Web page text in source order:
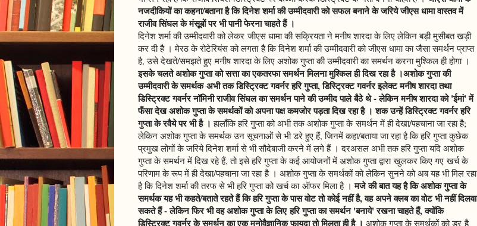
नजदीकियों का कहना/बताना है कि दिनेश शर्मा की उम्मीदवारी को सफल बनाने के जरिये जीएस धामा वास्तव में
राजीव सिंघल के मंसूबों पर भी पानी फेरना चाहते हैं ।
दिनेश शर्मा की उम्मीदवारी को लेकर जीएस धामा की सक्रियता ने मनीष शारदा के लिए लेकिन बड़ी मुसीबत खड़ी
कर दी है । मेरठ के रोटेरियंस को लगता है कि दिनेश शर्मा की उम्मीदवारी को जीएस धामा का जैसा समर्थन प्राप्त
है, उसे देखते/समझते हुए मनीष शारदा के लिए अशोक गुप्ता की उम्मीदवारी का समर्थन करना मुश्किल ही होगा ।
इसके चलते अशोक गुप्ता को सत्ता का एकतरफा समर्थन मिलना मुश्किल ही दिख रहा है ।अशोक गुप्ता की
उम्मीदवारी के समर्थक अभी तक डिस्ट्रिक्ट गवर्नर हरि गुप्ता, डिस्ट्रिक्ट गवर्नर इलेक्ट मनीष शारदा तथा
डिस्ट्रिक्ट गवर्नर नॉमिनी राजीव सिंघल का समर्थन पाने की उम्मीद पाले बैठे थे - लेकिन मनीष शारदा को 'ईमां' में
फँसा देख अशोक गुप्ता के समर्थकों को अपना पक्ष कमजोर पड़ता दिख रहा है । शक उन्हें डिस्ट्रिक्ट गवर्नर हरि
गुप्ता के रवैये पर भी है । हालाँकि हरि गुप्ता को अभी तक अशोक गुप्ता के समर्थन में ही देखा/पहचाना जा रहा है;
लेकिन अशोक गुप्ता के समर्थक उन सूचनाओं से भी डरे हुए हैं, जिनमें कहा/बताया जा रहा है कि हरि गुप्ता कुछेक
प्रमुख लोगों के जरिये दिनेश शर्मा से भी सौदेबाजी करने में लगे हैं । दरअसल अभी तक हरि गुप्ता यदि अशोक
गुप्ता के समर्थन में दिख रहे हैं, तो इसे हरि गुप्ता के कई आयोजनों में अशोक गुप्ता द्वारा खुलकर किए गए खर्च के
परिणाम के रूप में ही देखा/पहचाना जा रहा है । अशोक गुप्ता के समर्थकों को लेकिन सुनने को अब यह भी मिल रहा
है कि दिनेश शर्मा की तरफ से भी हरि गुप्ता को खर्च का ऑफर मिला है ।मजे की बात यह है कि अशोक गुप्ता के
समर्थक यह भी कहते/बताते रहते हैं कि हरि गुप्ता के पास वोट तो कोई नहीं है, वह अपने क्लब का वोट भी नहीं दिलवा
सकते हैं - लेकिन फिर भी वह अशोक गुप्ता के लिए हरि गुप्ता का समर्थन 'बनाये' रखना चाहते हैं, क्योंकि
डिस्ट्रिक्ट गवर्नर के समर्थन का एक मनोवैज्ञानिक फायदा तो मिलता ही है । अशोक गुप्ता के समर्थकों को डर है